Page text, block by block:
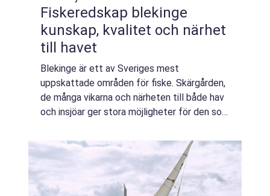
Fiskeredskap blekinge
kunskap, kvalitet och närhet
till havet
Blekinge är ett av Sveriges mest
uppskattade områden för fiske. Skärgården,
de många vikarna och närheten till både hav
och insjöar ger stora möjligheter för den som
fisket ska bli både roligt och effektivt s...